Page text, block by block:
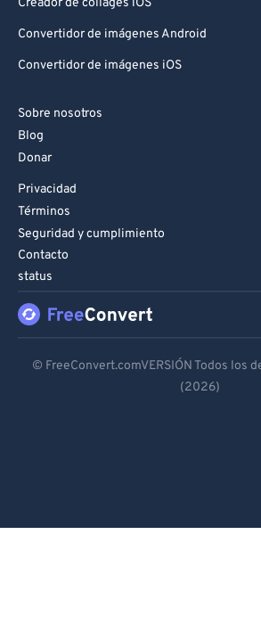
Creador de collages iOS
Convertidor de imágenes Android
Convertidor de imágenes iOS
Sobre nosotros
Blog
Donar
Privacidad
Términos
Seguridad y cumplimiento
Contacto
status
Español
© FreeConvert.comVERSIÓN Todos los
(2026)